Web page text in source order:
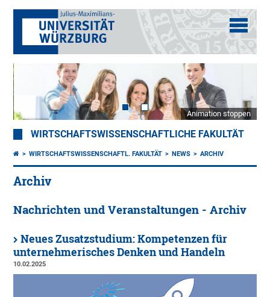
Animation stoppen
WIRTSCHAFTSWISSENSCHAFTLICHE FAKULTÄT
WIRTSCHAFTSWISSENSCHAFTL. FAKULTÄT NEWS ARCHIV
Archiv
Nachrichten und Veranstaltungen - Archiv
Neues Zusatzstudium: Kompetenzen für
unternehmerisches Denken und Handeln
10.02.2025